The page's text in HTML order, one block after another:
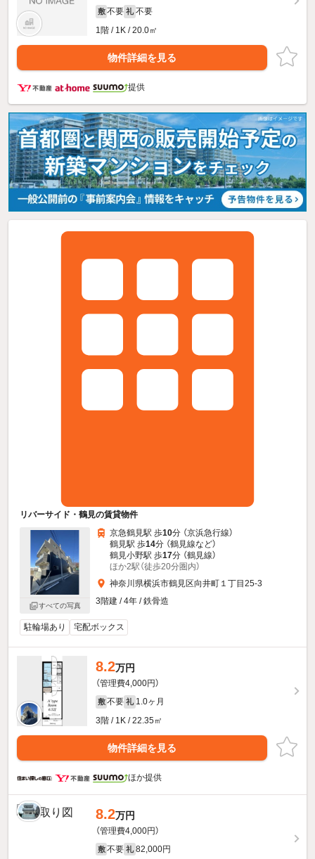
敷 不要 礼 不要
1階 / 1K / 20.0㎡
物件詳細を見る
提供
リバーサイド・鶴見の賃貸物件
すべての写真
京急鶴見駅 歩10分 （京浜急行線）
鶴見駅 歩14分 （鶴見線など）
鶴見小野駅 歩17分 （鶴見線）
ほか2駅（徒歩20分圏内）
神奈川県横浜市鶴見区向井町１丁目25-3
3階建 / 4年 / 鉄骨造
駐輪場あり 宅配ボックス
8.2万円
（管理費4,000円）
敷 不要 礼 1.0ヶ月
3階 / 1K / 22.35㎡
物件詳細を見る
ほか提供
8.2万円
（管理費4,000円）
敷 不要 礼 82,000円